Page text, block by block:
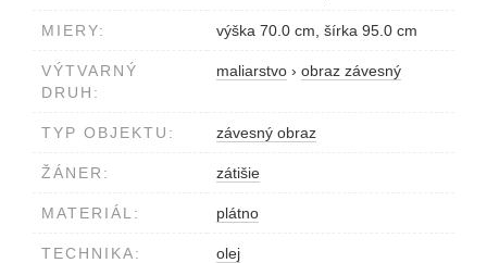
MIERY: výška 70.0 cm, šírka 95.0 cm
VÝTVARNÝ
DRUH:
maliarstvo › obraz závesný
TYP OBJEKTU: závesný obraz
ŽÁNER: zátišie
MATERIÁL: plátno
TECHNIKA: olej